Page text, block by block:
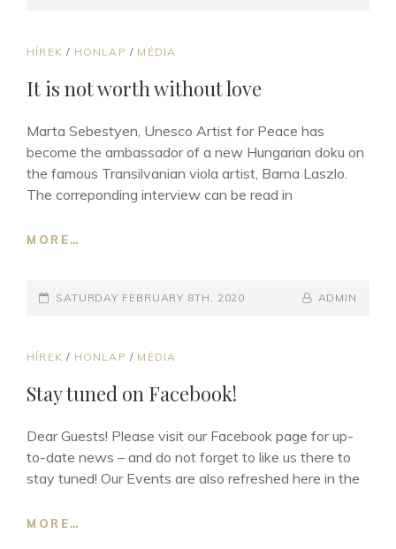
CAT
HÍREK / HONLAP / MÉDIA
It is not worth without love
Marta Sebestyen, Unesco Artist for Peace has
become the ambassador of a new Hungarian doku on
the famous Transilvanian viola artist, Barna Laszlo.
The correponding interview can be read in
MORE…
WORTH
POSTED-
SATURDAY FEBRUARY 8TH, 2020
BY
BYLINE
ADMIN
CAT
HÍREK / HONLAP / MÉDIA
Stay tuned on Facebook!
Dear Guests! Please visit our Facebook page for up-
to-date news – and do not forget to like us there to
stay tuned! Our Events are also refreshed here in the
MORE…